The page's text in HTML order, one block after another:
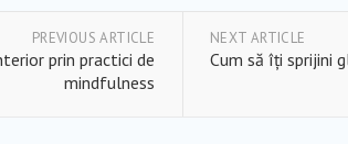
PREVIOUS ARTICLE
prin practici de
mindfulness
NEXT ARTICLE
Cum să îți sprijini